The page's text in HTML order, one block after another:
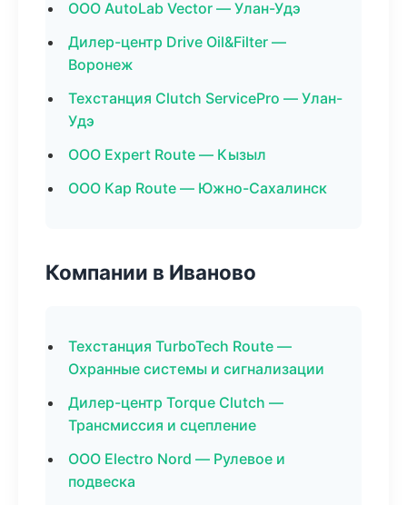
ООО AutoLab Vector — Улан-Удэ
Дилер-центр Drive Oil&Filter —
Воронеж
Техстанция Clutch ServicePro — Улан-
Удэ
ООО Expert Route — Кызыл
ООО Кар Route — Южно-Сахалинск
Компании в Иваново
Техстанция TurboTech Route —
Охранные системы и сигнализации
Дилер-центр Torque Clutch —
Трансмиссия и сцепление
ООО Electro Nord — Рулевое и
подвеска